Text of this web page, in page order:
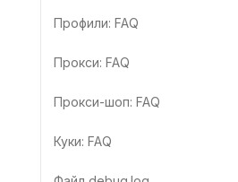
Профили: FAQ
Прокси: FAQ
Прокси-шоп: FAQ
Куки: FAQ